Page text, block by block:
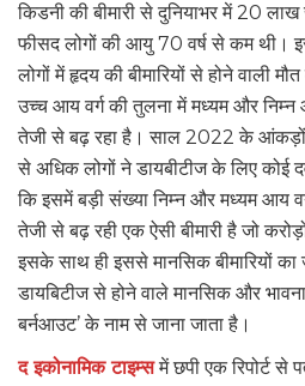
किडनी की बीमारी से दुनियाभर में 20
फीसद लोगों की आयु 70 वर्ष से कम थी।
लोगों में हृदय की बीमारियों से होने वाली
उच्च आय वर्ग की तुलना में मध्यम और निम्न
तेजी से बढ़ रहा है। साल 2022 के
से अधिक लोगों ने डायबीटीज के लिए कोई
कि इसमें बड़ी संख्या निम्न और मध्यम आय
तेजी से बढ़ रही एक ऐसी बीमारी है जो
इसके साथ ही इससे मानसिक बीमारियों का
डायबिटीज से होने वाले मानसिक और
बर्नआउट’ के नाम से जाना जाता है।
द इकोनामिक टाइम्समें छपी एक रिपोर्ट से